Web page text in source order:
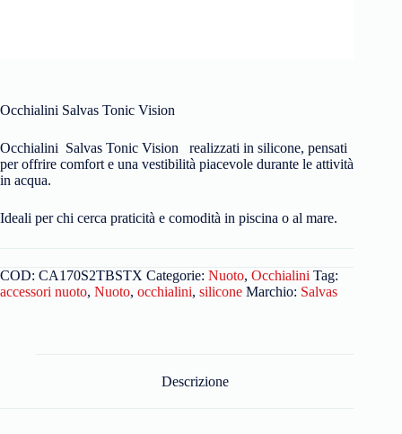
Occhialini Salvas Tonic Vision
Occhialini Salvas Tonic Vision realizzati in silicone, pensati
per offrire comfort e una vestibilità piacevole durante le attività
in acqua.
Ideali per chi cerca praticità e comodità in piscina o al mare.
COD: CA170S2TBSTX Categorie: Nuoto, Occhialini Tag:
accessori nuoto, Nuoto, occhialini, silicone Marchio: Salvas
Descrizione